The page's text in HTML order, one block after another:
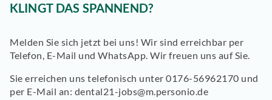
KLINGT DAS SPANNEND?
Melden Sie sich jetzt bei uns! Wir sind erreichbar per
Telefon, E-Mail und WhatsApp. Wir freuen uns auf Sie.
Sie erreichen uns telefonisch unter 0176-56962170 und
per E-Mail an: dental21-jobs@m.personio.de